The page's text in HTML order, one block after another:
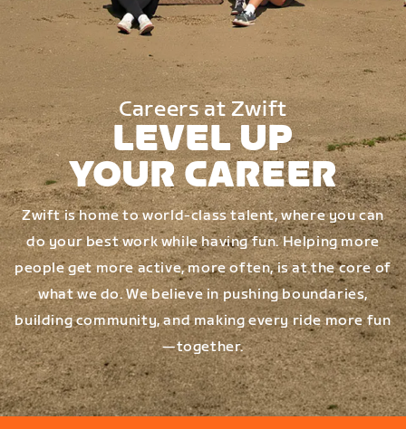
Careers at Zwift
LEVEL UP
YOUR CAREER
Zwift is home to world-class talent, where you can
do your best work while having fun. Helping more
people get more active, more often, is at the core of
what we do. We believe in pushing boundaries,
building community, and making every ride more fun
—together.